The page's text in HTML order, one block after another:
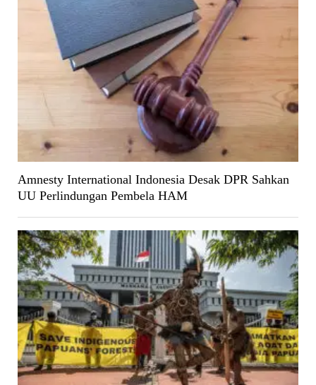
Amnesty International Indonesia Desak DPR Sahkan
UU Perlindungan Pembela HAM